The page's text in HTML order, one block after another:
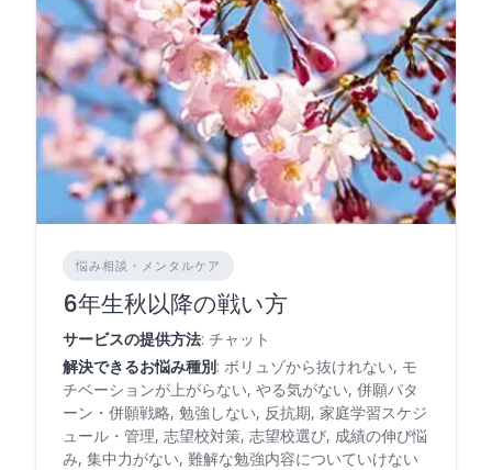
悩み相談・メンタルケア
6年生秋以降の戦い方
サービスの提供方法: チャット
解決できるお悩み種別: ボリュゾから抜けれない, モ
チベーションが上がらない, やる気がない, 併願パタ
ーン・併願戦略, 勉強しない, 反抗期, 家庭学習スケジ
ュール・管理, 志望校対策, 志望校選び, 成績の伸び悩
み, 集中力がない, 難解な勉強内容についていけない